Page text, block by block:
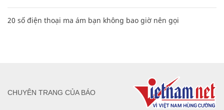
20 số điện thoại ma ám bạn không bao giờ nên gọi
CHUYÊN TRANG CỦA BÁO